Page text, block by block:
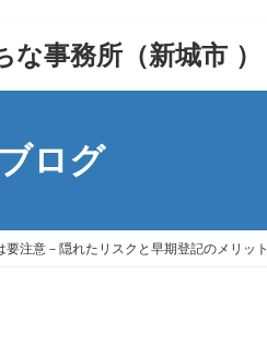
事務所（新城市 ）
ブログ
要注意－隠れたリスクと早期登記のメリット